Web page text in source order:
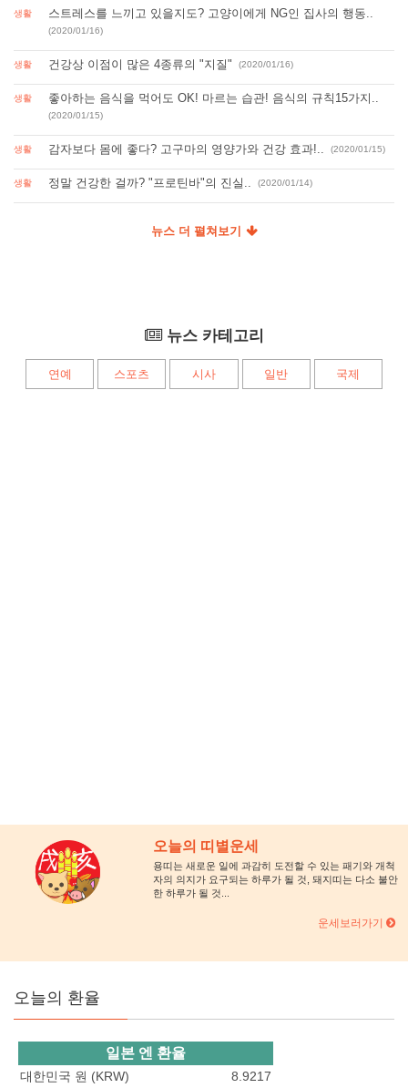
생활 스트레스를 느끼고 있을지도? 고양이에게 NG인 집사의 행동..
(2020/01/16)
생활 건강상 이점이 많은 4종류의 "지질" (2020/01/16)
생활 좋아하는 음식을 먹어도 OK! 마르는 습관! 음식의 규칙15가지..
(2020/01/15)
생활 감자보다 몸에 좋다? 고구마의 영양가와 건강 효과!.. (2020/01/15)
생활 정말 건강한 걸까? "프로틴바"의 진실.. (2020/01/14)
뉴스 더 펼쳐보기
뉴스 카테고리
연예 스포츠 시사 일반 국제
오늘의 띠별운세
용띠는 새로운 일에 과감히 도전할 수 있는 패기와 개척
자의 의지가 요구되는 하루가 될 것, 돼지띠는 다소 불안
한 하루가 될 것...
운세보러가기
오늘의 환율
일본 엔 환율
대한민국 원 (KRW)
8.9217